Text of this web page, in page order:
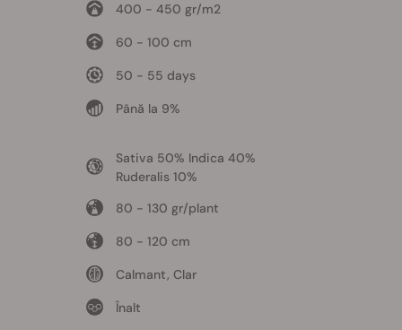
400 - 450 gr/m2
60 - 100 cm
50 - 55 days
Până la 9%
Sativa 50% Indica 40%
Ruderalis 10%
80 - 130 gr/plant
80 - 120 cm
Calmant, Clar
Înalt